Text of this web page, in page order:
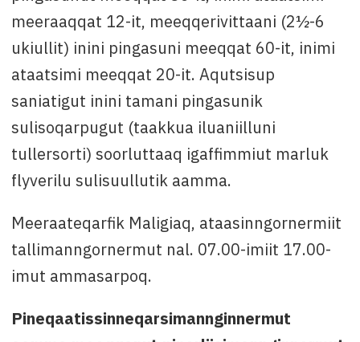
meeraaqqat 12-it, meeqqerivittaani (2½-6
ukiullit) inini pingasuni meeqqat 60-it, inimi
ataatsimi meeqqat 20-it. Aqutsisup
saniatigut inini tamani pingasunik
sulisoqarpugut (taakkua iluaniilluni
tullersorti) soorluttaaq igaffimmiut marluk
flyverilu sulisuullutik aamma.
Meeraateqarfik Maligiaq, ataasinngornermiit
tallimanngornermut nal. 07.00-imiit 17.00-
imut ammasarpoq.
Pineqaatissinneqarsimannginnermut